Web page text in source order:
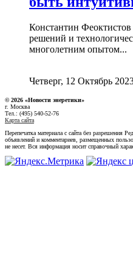
Константин
решений и
многолетним опытом...
Четверг, 12 Октябрь
© 2026 «Новости энеретики»
г. Москва
Тел.: (495) 540-52-76
Карта сайта
Перепечатка материала с сайта без разрешения
объявлений и комментариев, размещенных
не несет. Вся информация носит справочный